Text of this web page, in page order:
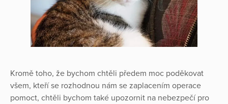
Kromě toho, že bychom chtěli předem moc poděkovat
všem, kteří se rozhodnou nám se zaplacením operace
pomoct, chtěli bychom také upozornit na nebezpečí pro